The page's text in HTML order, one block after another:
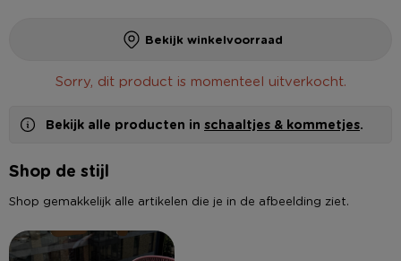
Bekijk winkelvoorraad
Sorry, dit product is momenteel uitverkocht.
Bekijk alle producten in schaaltjes & kommetjes.
Shop de stijl
Shop gemakkelijk alle artikelen die je in de afbeelding ziet.